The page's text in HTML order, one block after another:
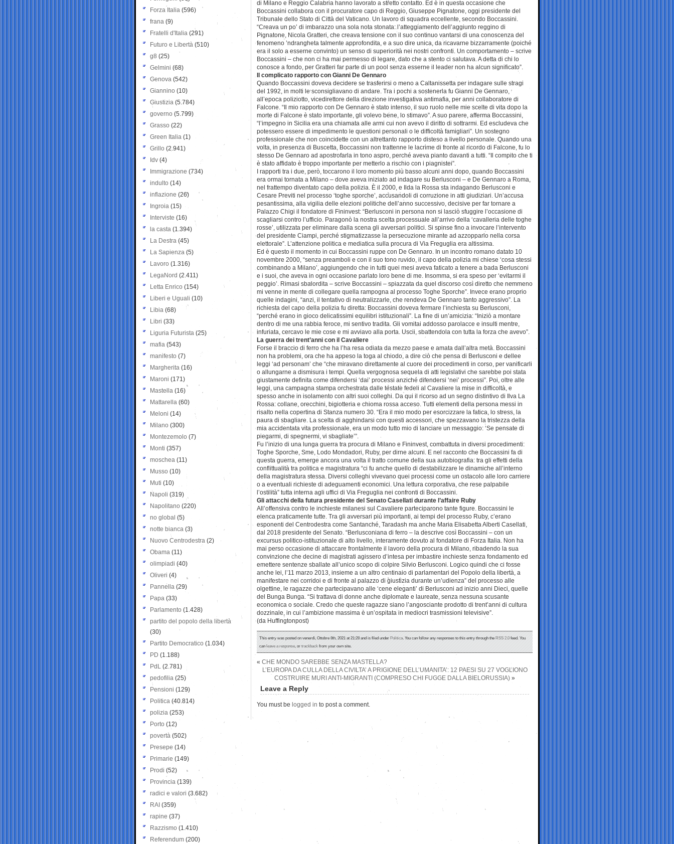
di Milano e Reggio Calabria hanno lavorato a stretto contatto. Ed è in questa occasione che
Boccassini collabora con il procuratore capo di Reggio, Giuseppe Pignatone, oggi presidente del
Tribunale dello Stato di Città del Vaticano. Un lavoro di squadra eccellente, secondo Boccassini.
“Creava un po’ di imbarazzo una sola nota stonata: l’atteggiamento dell’aggiunto reggino di
Pignatone, Nicola Gratteri, che creava tensione con il suo continuo vantarsi di una conoscenza del
fenomeno ’ndrangheta talmente approfondita, e a suo dire unica, da ricavarne bizzarramente (poiché
era il solo a esserne convinto) un senso di superiorità nei nostri confronti. Un comportamento – scrive
Boccassini – che non ci ha mai permesso di legare, dato che a stento ci salutava. A detta di chi lo
conosce a fondo, per Gratteri far parte di un pool senza esserne il leader non ha alcun significato”.
Il complicato rapporto con Gianni De Gennaro
Quando Boccassini doveva decidere se trasferirsi o meno a Caltanissetta per indagare sulle stragi
del 1992, in molti le sconsigliavano di andare. Tra i pochi a sostenerla fu Gianni De Gennaro,
all’epoca poliziotto, vicedirettore della direzione investigativa antimafia, per anni collaboratore di
Falcone. “Il mio rapporto con De Gennaro è stato intenso, il suo ruolo nelle mie scelte di vita dopo la
morte di Falcone è stato importante, gli volevo bene, lo stimavo”. A suo parere, afferma Boccassini,
“l’impegno in Sicilia era una chiamata alle armi cui non avevo il diritto di sottrarmi. Ed escludeva che
potessero essere di impedimento le questioni personali o le difficoltà famigliari”. Un sostegno
professionale che non coincidette con un altrettanto rapporto disteso a livello personale. Quando una
volta, in presenza di Buscetta, Boccassini non trattenne le lacrime di fronte al ricordo di Falcone, fu lo
stesso De Gennaro ad apostrofarla in tono aspro, perché aveva pianto davanti a tutti. “Il compito che ti
è stato affidato è troppo importante per metterlo a rischio con i piagnistei”.
I rapporti tra i due, però, toccarono il loro momento più basso alcuni anni dopo, quando Boccassini
era ormai tornata a Milano – dove aveva iniziato ad indagare su Berlusconi – e De Gennaro a Roma,
nel frattempo diventato capo della polizia. È il 2000, e Ilda la Rossa sta indagando Berlusconi e
Cesare Previti nel processo ‘toghe sporche’, accusandoli di corruzione in atti giudiziari. Un’accusa
pesantissima, alla vigilia delle elezioni politiche dell’anno successivo, decisive per far tornare a
Palazzo Chigi il fondatore di Fininvest: “Berlusconi in persona non si lasciò sfuggire l’occasione di
scagliarsi contro l’ufficio. Paragonò la nostra scelta processuale all’arrivo della ‘cavalleria delle toghe
rosse’, utilizzata per eliminare dalla scena gli avversari politici. Si spinse fino a invocare l’intervento
del presidente Ciampi, perché stigmatizzasse la persecuzione mirante ad azzopparlo nella corsa
elettorale”. L’attenzione politica e mediatica sulla procura di Via Freguglia era altissima.
Ed è questo il momento in cui Boccassini ruppe con De Gennaro. In un incontro romano datato 10
novembre 2000, “senza preamboli e con il suo tono ruvido, il capo della polizia mi chiese ‘cosa stessi
combinando a Milano’, aggiungendo che in tutti quei mesi aveva faticato a tenere a bada Berlusconi
e i suoi, che aveva in ogni occasione parlato loro bene di me. Insomma, si era speso per ‘evitarmi il
peggio’. Rimasi sbalordita – scrive Boccassini – spiazzata da quel discorso così diretto che nemmeno
mi venne in mente di collegare quella rampogna al processo Toghe Sporche”. Invece erano proprio
quelle indagini, “anzi, il tentativo di neutralizzarle, che rendeva De Gennaro tanto aggressivo”. La
richiesta del capo della polizia fu diretta: Boccassini doveva fermare l’inchiesta su Berlusconi,
“perché erano in gioco delicatissimi equilibri istituzionali”. La fine di un’amicizia: “Iniziò a montare
dentro di me una rabbia feroce, mi sentivo tradita. Gli vomitai addosso parolacce e insulti mentre,
infuriata, cercavo le mie cose e mi avviavo alla porta. Uscii, sbattendola con tutta la forza che avevo”.
La guerra dei trent’anni con il Cavaliere
Forse il braccio di ferro che ha l’ha resa odiata da mezzo paese e amata dall’altra metà. Boccassini
non ha problemi, ora che ha appeso la toga al chiodo, a dire ciò che pensa di Berlusconi e dellee
leggi ‘ad personam’ che “che miravano direttamente al cuore dei procedimenti in corso, per vanificarli
o allungarne a dismisura i tempi. Quella vergognosa sequela di atti legislativi che sarebbe poi stata
giustamente definita come difendersi ‘dai’ processi anziché difendersi ‘nei’ processi”. Poi, oltre alle
leggi, una campagna stampa orchestrata dalle testate fedeli al Cavaliere la mise in difficoltà, e
spesso anche in isolamento con altri suoi colleghi. Da qui il ricorso ad un segno distintivo di Ilva La
Rossa: collane, orecchini, bigiotteria e chioma rossa acceso. Tutti elementi della persona messi in
risalto nella copertina di Stanza numero 30. “Era il mio modo per esorcizzare la fatica, lo stress, la
paura di sbagliare. La scelta di agghindarsi con questi accessori, che spezzavano la tristezza della
mia accidentata vita professionale, era un modo tutto mio di lanciare un messaggio: ‘Se pensate di
piegarmi, di spegnermi, vi sbagliate’”.
Fu l’inizio di una lunga guerra tra procura di Milano e Fininvest, combattuta in diversi procedimenti:
Toghe Sporche, Sme, Lodo Mondadori, Ruby, per dirne alcuni. E nel racconto che Boccassini fa di
questa guerra, emerge ancora una volta il tratto comune della sua autobiografia: tra gli effetti della
conflittualità tra politica e magistratura “ci fu anche quello di destabilizzare le dinamiche all’interno
della magistratura stessa. Diversi colleghi vivevano quei processi come un ostacolo alle loro carriere
o a eventuali richieste di adeguamenti economici. Una lettura corporativa, che rese palpabile
l’ostilità” tutta interna agli uffici di Via Freguglia nei confronti di Boccassini.
Gli attacchi della futura presidente del Senato Casellati durante l’affaire Ruby
All’offensiva contro le inchieste milanesi sul Cavaliere parteciparono tante figure. Boccassini le
elenca praticamente tutte. Tra gli avversari più importanti, ai tempi del processo Ruby, c’erano
esponenti del Centrodestra come Santanché, Taradash ma anche Maria Elisabetta Alberti Casellati,
dal 2018 presidente del Senato. “Berlusconiana di ferro – la descrive così Boccassini – con un
excursus politico-istituzionale di alto livello, interamente dovuto al fondatore di Forza Italia. Non ha
mai perso occasione di attaccare frontalmente il lavoro della procura di Milano, ribadendo la sua
convinzione che decine di magistrati agissero d’intesa per imbastire inchieste senza fondamento ed
emettere sentenze sballate all’unico scopo di colpire Silvio Berlusconi. Logico quindi che ci fosse
anche lei, l’11 marzo 2013, insieme a un altro centinaio di parlamentari del Popolo della libertà, a
manifestare nei corridoi e di fronte al palazzo di giustizia durante un’udienza” del processo alle
olgettine, le ragazze che partecipavano alle ‘cene eleganti’ di Berlusconi ad inizio anni Dieci, quelle
del Bunga Bunga. “Si trattava di donne anche diplomate e laureate, senza nessuna scusante
economica o sociale. Credo che queste ragazze siano l’angosciante prodotto di trent’anni di cultura
dozzinale, in cui l’ambizione massima è un’ospitata in mediocri trasmissioni televisive”.
(da Huffingtonpost)
This entry was posted on venerdì, Ottobre 8th, 2021 at 21:28 and is filed underPolitica. You can follow any responses to this entry through theRSS 2.0feed. You
canleave a response, ortrackbackfrom your own site.
« CHE MONDO SAREBBE SENZA MASTELLA?
L’EUROPA DA CULLA DELLA CIVILTA’ A PRIGIONE DELL’UMANITA’: 12 PAESI SU 27 VOGLIONO
COSTRUIRE MURI ANTI-MIGRANTI (COMPRESO CHI FUGGE DALLA BIELORUSSIA) »
Leave a Reply
You must be logged in to post a comment.
Forza Italia (596)
frana (9)
Fratelli d'Italia (291)
Futuro e Libertà (510)
g8 (25)
Gelmini (68)
Genova (542)
Giannino (10)
Giustizia (5.784)
governo (5.799)
Grasso (22)
Green Italia (1)
Grillo (2.941)
Idv (4)
Immigrazione (734)
indulto (14)
inflazione (26)
Ingroia (15)
Interviste (16)
la casta (1.394)
La Destra (45)
La Sapienza (5)
Lavoro (1.316)
LegaNord (2.411)
Letta Enrico (154)
Liberi e Uguali (10)
Libia (68)
Libri (33)
Liguria Futurista (25)
mafia (543)
manifesto (7)
Margherita (16)
Maroni (171)
Mastella (16)
Mattarella (60)
Meloni (14)
Milano (300)
Montezemolo (7)
Monti (357)
moschea (11)
Musso (10)
Muti (10)
Napoli (319)
Napolitano (220)
no global (5)
notte bianca (3)
Nuovo Centrodestra (2)
Obama (11)
olimpiadi (40)
Oliveri (4)
Pannella (29)
Papa (33)
Parlamento (1.428)
partito del popolo della libertà
(30)
Partito Democratico (1.034)
PD (1.188)
PdL (2.781)
pedofilia (25)
Pensioni (129)
Politica (40.814)
polizia (253)
Porto (12)
povertà (502)
Presepe (14)
Primarie (149)
Prodi (52)
Provincia (139)
radici e valori (3.682)
RAI (359)
rapine (37)
Razzismo (1.410)
Referendum (200)